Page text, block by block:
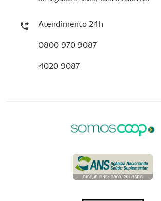
Atendimento 24h
0800 970 9087
4020 9087